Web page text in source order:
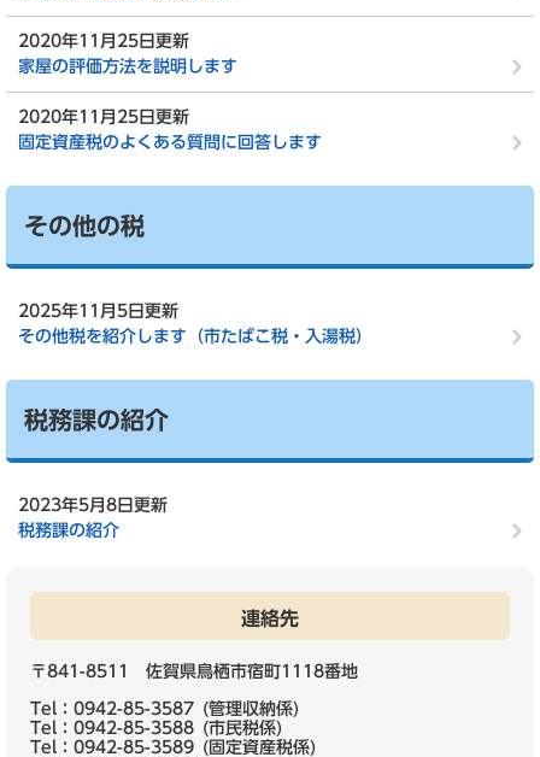
2020年11月25日更新
家屋の評価方法を説明します
2020年11月25日更新
固定資産税のよくある質問に回答します
その他の税
2025年11月5日更新
その他税を紹介します（市たばこ税・入湯税）
税務課の紹介
2023年5月8日更新
税務課の紹介
連絡先
〒841-8511 佐賀県鳥栖市宿町1118番地
Tel：0942-85-3587
管理収納係
Tel：0942-85-3588
市民税係
Tel：0942-85-3589
固定資産税係